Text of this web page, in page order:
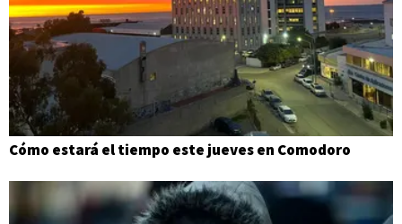
Cómo estará el tiempo este jueves en Comodoro